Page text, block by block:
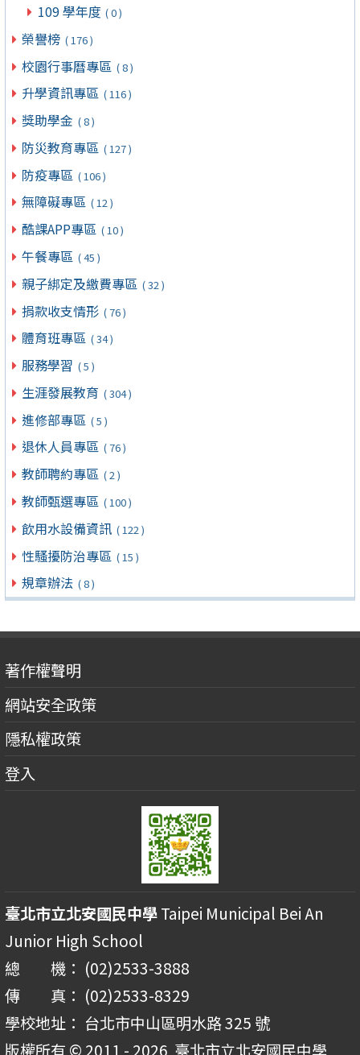
109 學年度 ( 0 )
榮譽榜 ( 176 )
校園行事曆專區 ( 8 )
升學資訊專區 ( 116 )
獎助學金 ( 8 )
防災教育專區 ( 127 )
防疫專區 ( 106 )
無障礙專區 ( 12 )
酷課APP專區 ( 10 )
午餐專區 ( 45 )
親子綁定及繳費專區 ( 32 )
捐款收支情形 ( 76 )
體育班專區 ( 34 )
服務學習 ( 5 )
生涯發展教育 ( 304 )
進修部專區 ( 5 )
退休人員專區 ( 76 )
教師聘約專區 ( 2 )
教師甄選專區 ( 100 )
飲用水設備資訊 ( 122 )
性騷擾防治專區 ( 15 )
規章辦法 ( 8 )
著作權聲明
網站安全政策
隱私權政策
登入
臺北市立北安國民中學Taipei Municipal Bei An
Junior High School
總 機： (02)2533-3888
傳 真： (02)2533-8329
學校地址： 台北市中山區明水路 325 號
版權所有 © 2011 - 2026 臺北市立北安國民中學